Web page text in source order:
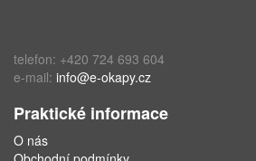
telefon: +420 724 693 604
e-mail: info@e-okapy.cz
Praktické informace
O nás